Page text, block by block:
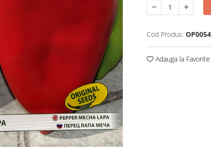
Cod Produs:
Adauga la Favorite